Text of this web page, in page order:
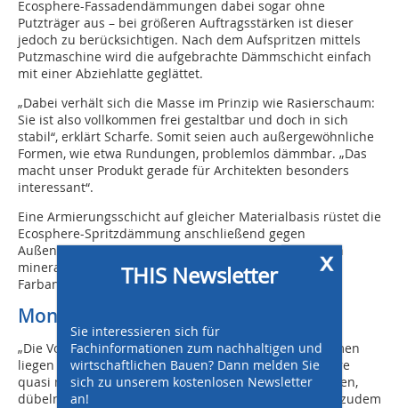
Ecosphere-Fassadendämmungen dabei sogar ohne
Putzträger aus – bei größeren Auftragsstärken ist dieser
jedoch zu berücksichtigen. Nach dem Aufspritzen mittels
Putzmaschine wird die aufgebrachte Dämmschicht einfach
mit einer Abziehlatte geglättet.
„Dabei verhält sich die Masse im Prinzip wie Rasierschaum:
Sie ist also vollkommen frei gestaltbar und doch in sich
stabil“, erklärt Scharfe. Somit seien auch außergewöhnliche
Formen, wie etwa Rundungen, problemlos dämmbar. „Das
macht unser Produkt gerade für Architekten besonders
interessant“.
Eine Armierungsschicht auf gleicher Materialbasis rüstet die
Ecosphere-Spritzdämmung anschließend gegen
Außeneinwirkungen aller Art. Zu guter Letzt folgen ein
mineralischer Oberputz sowie gegebenenfalls ein
Farbanstrich.
Montagefehler ausgeschlossen
„Die Vorteile gegenüber herkömmlichen Plattensystemen
liegen auf der Hand: Montagefehler sind bei Ecosphere
quasi nicht möglich“, meint Scharfe. „Schneiden, bohren,
dübeln – all das entfällt“. Da sich die Spritzdämmung zudem
x
THIS Newsletter
Sie interessieren sich für
Fachinformationen zum nachhaltigen und
wirtschaftlichen Bauen? Dann melden Sie
sich zu unserem kostenlosen Newsletter
an!